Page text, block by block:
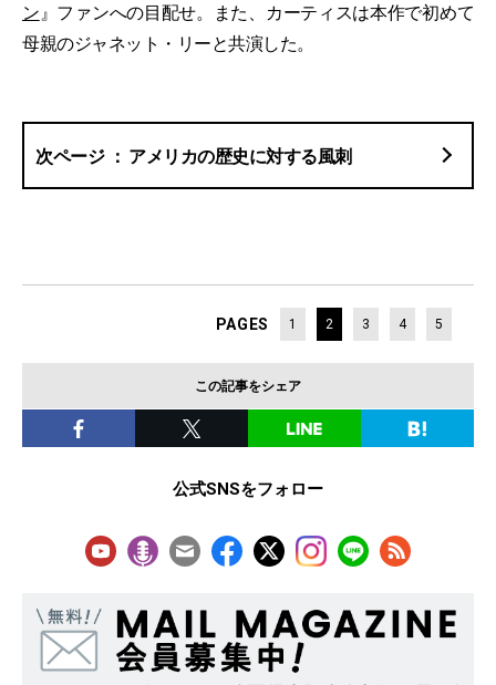
ン 』ファンへの目配せ。また、カーティスは本作で初めて
母親のジャネット・リーと共演した。
アメリカの歴史に対する風刺
PAGES 1 2 3 4 5
この記事をシェア
公式SNSをフォロー